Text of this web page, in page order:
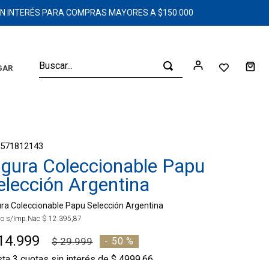
INTERÉS PARA COMPRAS MAYORES A $150.000
Coleccionable Papu
Argentina
Coleccionable Papu Selección Argentina
s/Imp.Nac $ 12.395,87
.999 $ 29.999 - 50 %